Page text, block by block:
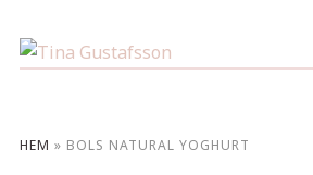
HEM » BOLS NATURAL YOGHURT